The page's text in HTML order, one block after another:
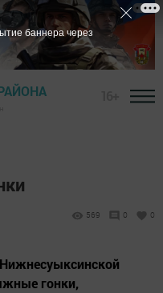
569 0 0
гонки,
баннера через